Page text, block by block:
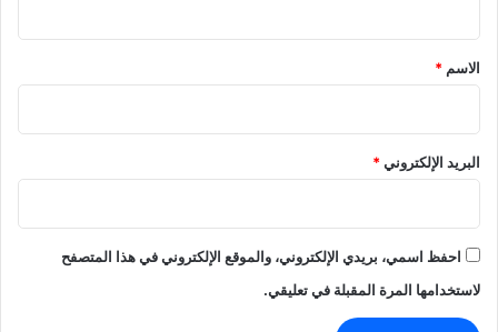
*
الاسم *
البريد الإلكتروني*
احفظ اسمي، بريدي الإلكتروني، والموقع الإلكتروني في هذا المتصفح
لاستخدامها المرة المقبلة في تعليقي.